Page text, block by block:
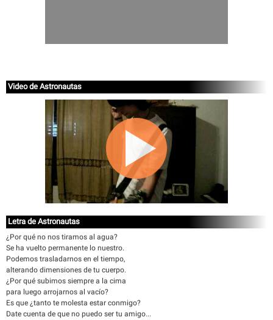
Video de Astronautas
Letra de Astronautas
¿Por qué no nos tiramos al agua?
Se ha vuelto permanente lo nuestro.
Podemos trasladarnos en el tiempo,
alterando dimensiones de tu cuerpo.
¿Por qué subimos siempre a la cima
para luego arrojarnos al vacío?
Es que ¿tanto te molesta estar conmigo?
Date cuenta de que no puedo ser tu amigo...